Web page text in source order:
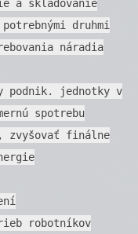
a skladovanie
druhmi
náradia
podnik. jednotky v
spotrebu
zvyšovať finálne
robotníkov